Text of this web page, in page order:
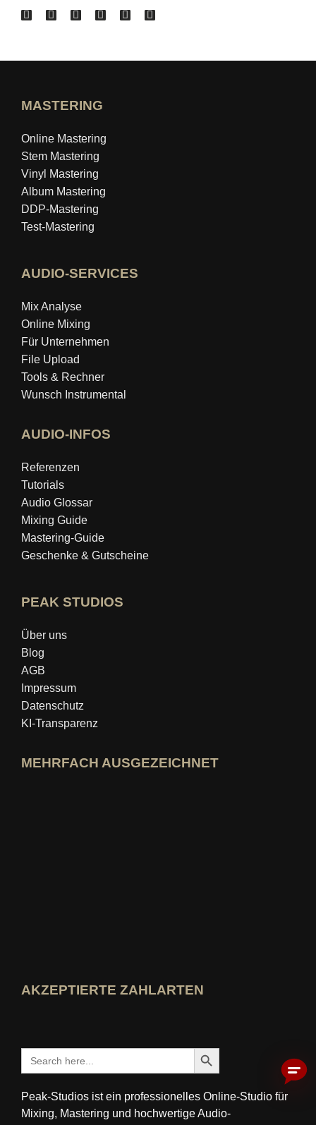
MASTERING
Online Mastering
Stem Mastering
Vinyl Mastering
Album Mastering
DDP-Mastering
Test-Mastering
AUDIO-SERVICES
Mix Analyse
Online Mixing
Für Unternehmen
File Upload
Tools & Rechner
Wunsch Instrumental
AUDIO-INFOS
Referenzen
Tutorials
Audio Glossar
Mixing Guide
Mastering‑Guide
Geschenke & Gutscheine
PEAK STUDIOS
Über uns
Blog
AGB
Impressum
Datenschutz
KI-Transparenz
MEHRFACH AUSGEZEICHNET
AKZEPTIERTE ZAHLARTEN
Search
for:
Search Button
Peak-Studios ist ein professionelles Online-Studio für
Mixing, Mastering und hochwertige Audio-